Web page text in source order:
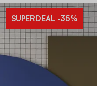
SUPERDEAL -35%